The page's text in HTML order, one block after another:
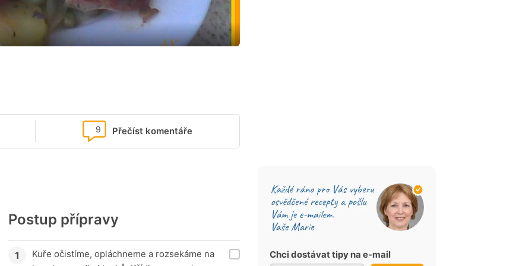
Přečíst komentáře
9
Postup přípravy
Kuře očistíme, opláchneme a rozsekáme na
Chci dostávat tipy na e-mail